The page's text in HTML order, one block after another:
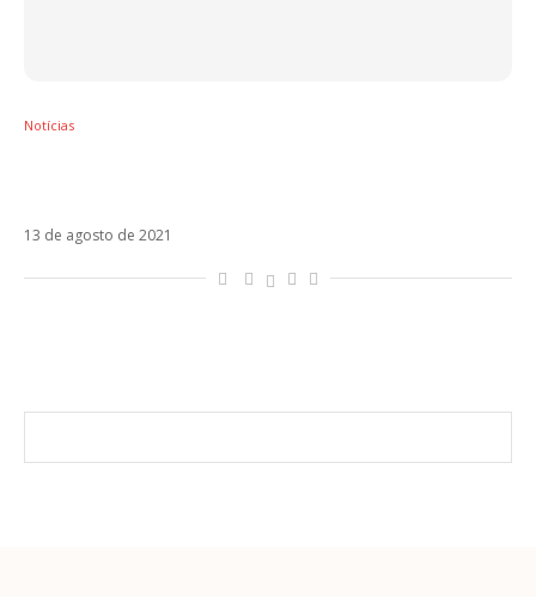
Notícias
13 de agosto de 2021